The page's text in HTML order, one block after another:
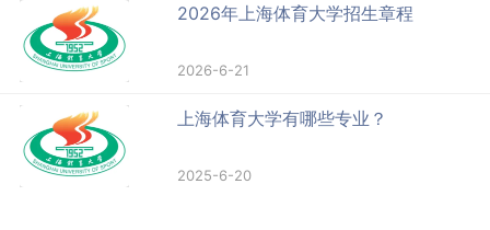
2026年上海体育大学招生章程
2026-6-21
上海体育大学有哪些专业？
2025-6-20